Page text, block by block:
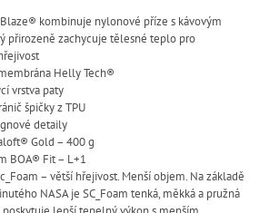
kombinuje nylonové příze s kávovým
přirozeně zachycuje tělesné teplo pro
Helly Tech®
vrstva paty
špičky z TPU
detaily
Gold – 400 g
BOA® Fit – L+1
– větší hřejivost. Menší objem. Na základě
NASA je SC_Foam tenká, měkká a pružná